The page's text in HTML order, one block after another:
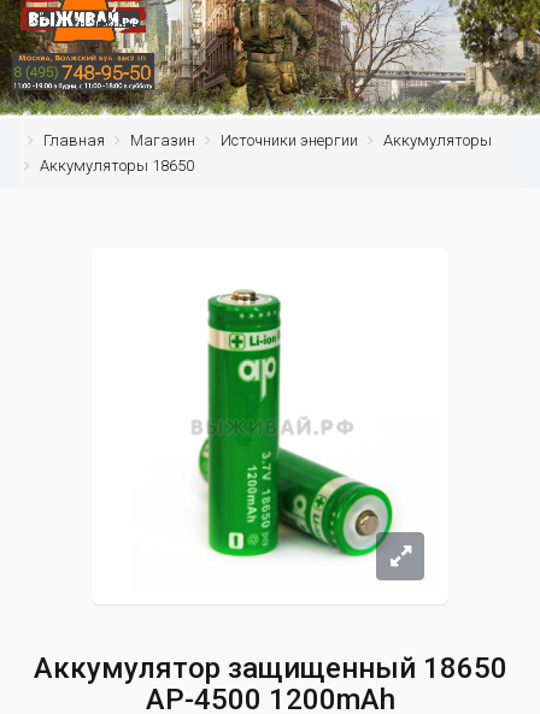
Главная Магазин Источники энергии
Аккумуляторы
Аккумуляторы 18650
Аккумулятор защищенный 18650
AP-4500 1200mAh